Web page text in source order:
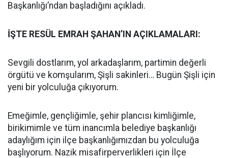
Başkanlığı’ndan başladığını açıkladı.
İŞTE RESÜL EMRAH ŞAHAN’IN AÇIKLAMALARI:
Sevgili dostlarım, yol arkadaşlarım, partimin değerli
örgütü ve komşularım, Şişli sakinleri… Bugün Şişli için
yeni bir yolculuğa çıkıyorum.
Emeğimle, gençliğimle, şehir plancısı kimliğimle,
birikimimle ve tüm inancımla belediye başkanlığı
adaylığım için ilçe başkanlığımızdan bu yolculuğa
başlıyorum. Nazik misafirperverlikleri için İlçe